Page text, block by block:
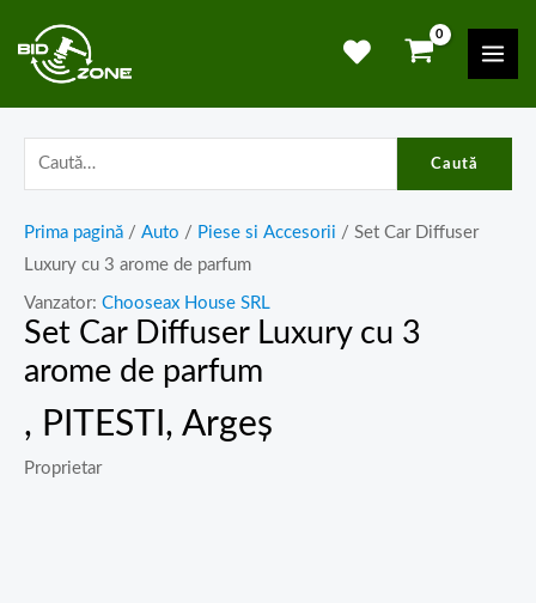
content
Caută
Prima pagină / Auto / Piese si Accesorii / Set Car Diffuser
Luxury cu 3 arome de parfum
Vanzator: Chooseax House SRL
Set Car Diffuser Luxury cu 3
arome de parfum
, PITESTI, Argeș
Proprietar